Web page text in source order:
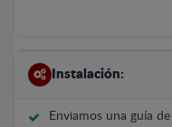
Instalación:
Enviamos una guía